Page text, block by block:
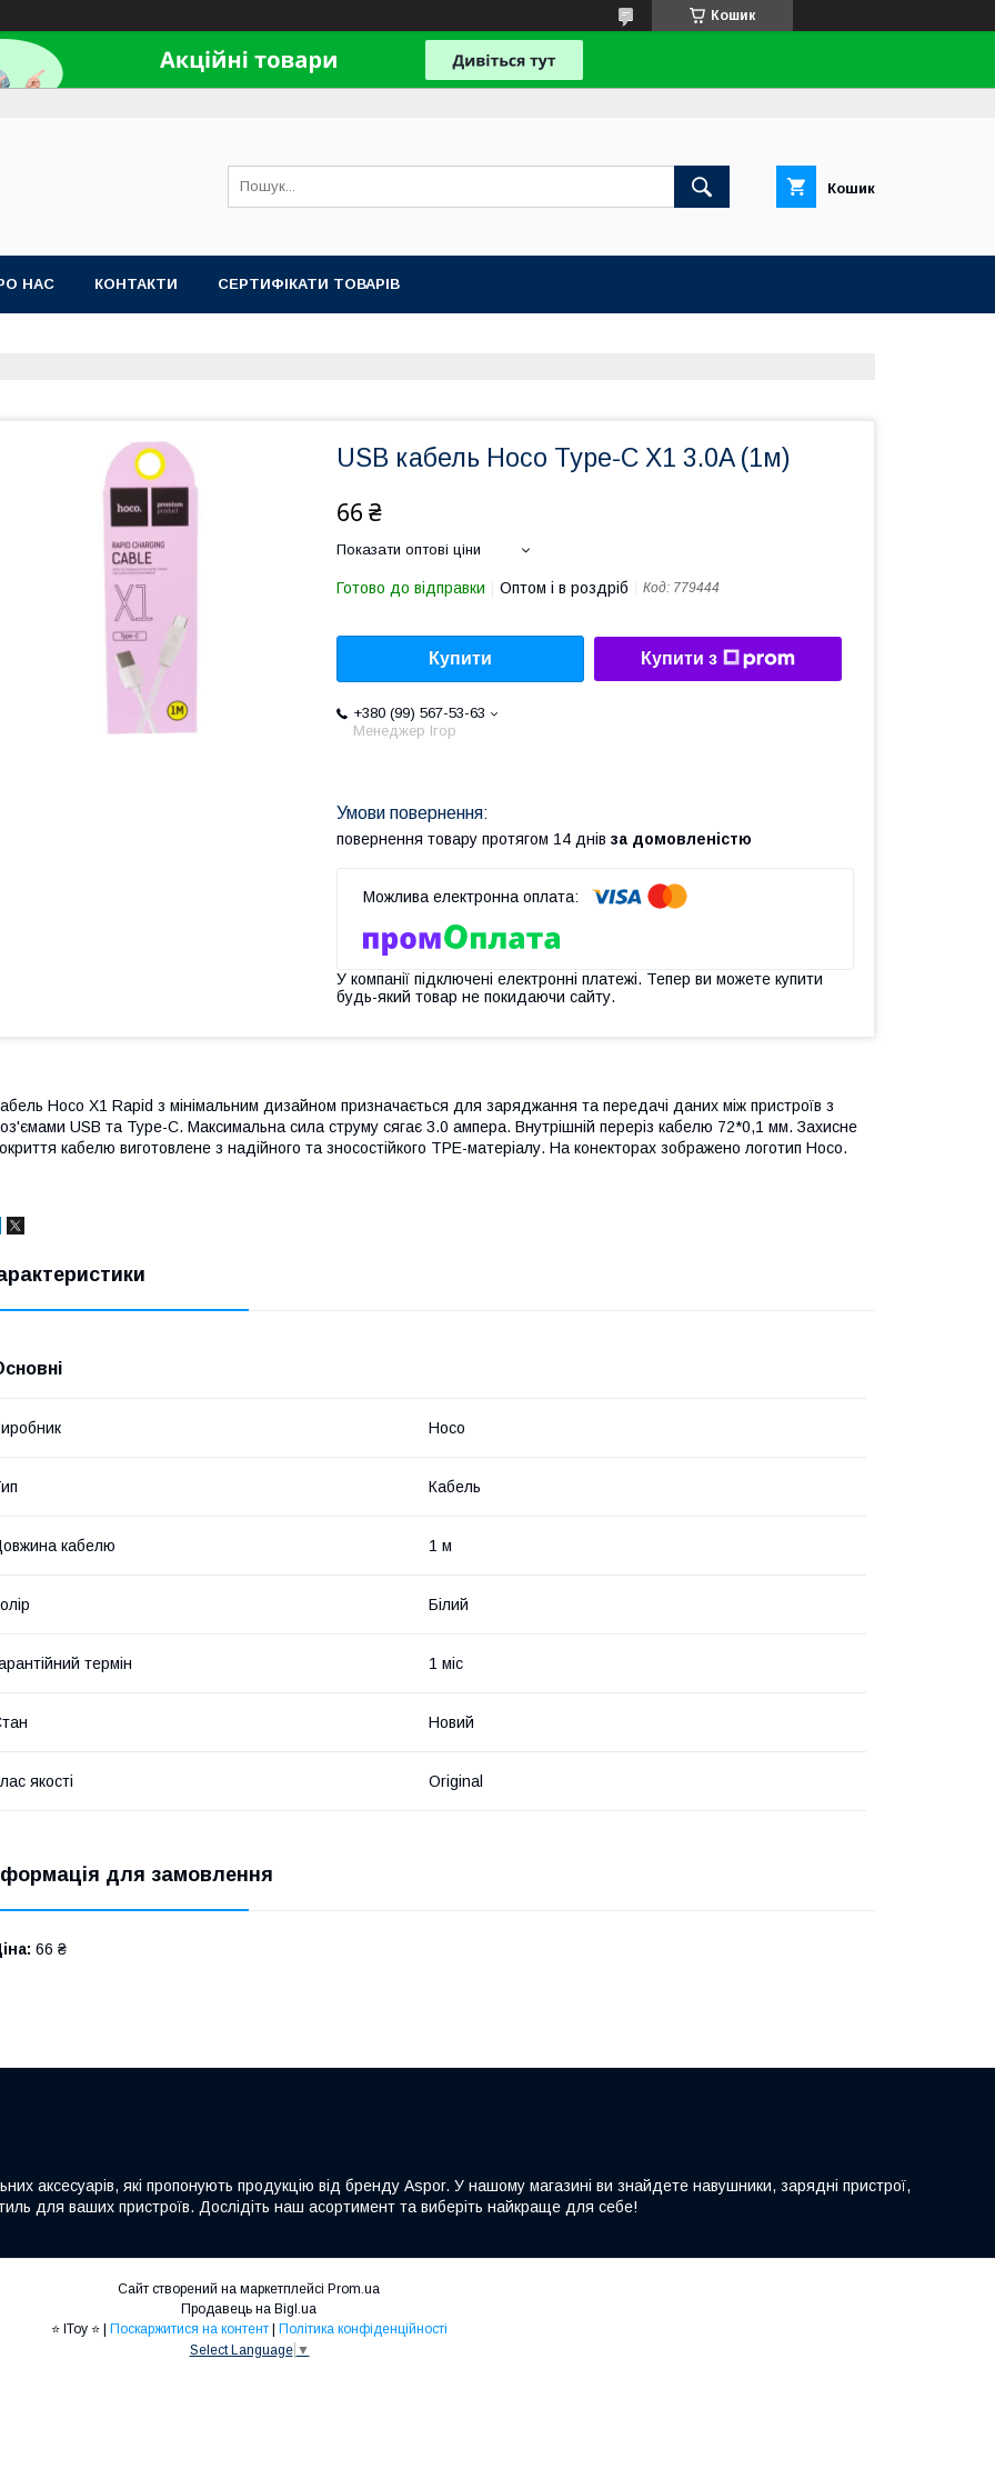
Кошик
Кошик
НАС КОНТАКТИ СЕРТИФІКАТИ ТОВАРІВ
USB кабель Hoco Type-C X1 3.0A (1м)
66 ₴
Показати оптові ціни
Готово до відправки Оптом і в роздріб Код: 779444
Купити Купити з
+380 (99) 567-53-63
Менеджер Ігор
повернення товару протягом 14 днів за домовленістю
У компанії підключені електронні платежі. Тепер ви можете купити
будь-який товар не покидаючи сайту.
Hoco X1 Rapid з мінімальним дизайном призначається для заряджання та передачі даних між пристроїв з
USB та Type-C. Максимальна сила струму сягає 3.0 ампера. Внутрішній переріз кабелю 72*0,1 мм. Захисне
кабелю виготовлене з надійного та зносостійкого TPE-матеріалу. На конекторах зображено логотип Hoco.
Hoco
Кабель
кабелю 1 м
Білий
термін 1 міс
Новий
якості Original
для замовлення
66 ₴
аксесуарів, які пропонують продукцію від бренду Aspor. У нашому магазині ви знайдете навушники, зарядні пристрої,
для ваших пристроїв. Дослідіть наш асортимент та виберіть найкраще для себе!
Сайт створений на маркетплейсі Prom.ua
Продавець на Bigl.ua
⭐ IToy ⭐ | Поскаржитися на контент | Політика конфіденційності
Select Language ▼